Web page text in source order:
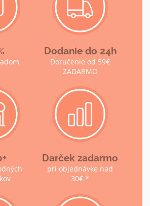
Dodanie do 24h
Doručenie od 59€
ZADARMO
Darček zadarmo
pri objednávke nad
30€ *